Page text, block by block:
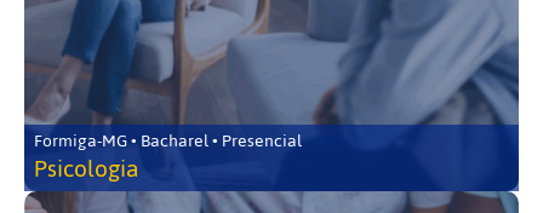
Formiga-MG • Bacharel • Presencial
Psicologia